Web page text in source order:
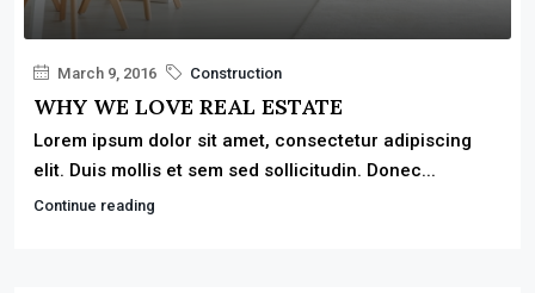
March 9, 2016 Construction
WHY WE LOVE REAL ESTATE
Lorem ipsum dolor sit amet, consectetur adipiscing
elit. Duis mollis et sem sed sollicitudin. Donec...
Continue reading